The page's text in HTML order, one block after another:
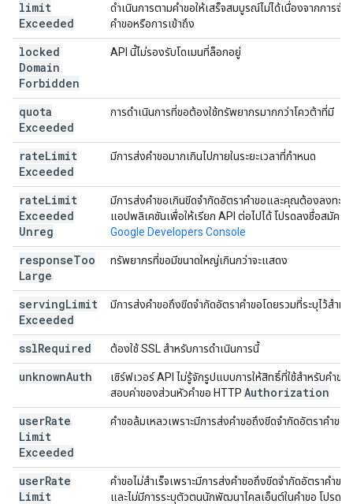
limit
Exceeded
ดำเนินการตามคำขอให้เสร็จสมบูรณ์ไม่ได้เนื่องจากการจำ
คำขอหรือการเข้าถึง
locked
Domain
Forbidden
API นี้ไม่รองรับโดเมนที่ล็อกอยู่
quota
Exceeded
การดำเนินการที่ขอต้องใช้ทรัพยากรมากกว่าโควต้าที่มี
rateLimit
Exceeded
มีการส่งคำขอมากเกินไปภายในระยะเวลาที่กำหนด
rateLimit
Exceeded
Unreg
มีการส่งคำขอเกินขีดจำกัดอัตราคำขอและคุณต้องลงทะเ
แอปพลิเคชันเพื่อให้เรียก API ต่อไปได้ โปรดลงชื่อสมัครใ
Google Developers Console
responseToo
Large
ทรัพยากรที่ขอมีขนาดใหญ่เกินกว่าจะแสดง
servingLimit
Exceeded
มีการส่งคำขอถึงขีดจำกัดอัตราคำขอโดยรวมที่ระบุไว้สำห
sslRequired ต้องใช้ SSL สำหรับการดำเนินการนี้
unknownAuth
เซิร์ฟเวอร์ API ไม่รู้จักรูปแบบการให้สิทธิ์ที่ใช้สำหรับคำขอ
สอบค่าของส่วนหัวคำขอ HTTP Authorization
userRate
Limit
Exceeded
คำขอล้มเหลวเพราะมีการส่งคำขอถึงขีดจำกัดอัตราคำขอ
userRate
Limit
คำขอไม่สำเร็จเพราะมีการส่งคำขอถึงขีดจำกัดอัตราคำขอ
และไม่มีการระบุตัวตนนักพัฒนาไคลเอ็นต์ในคำขอ โปรดใ